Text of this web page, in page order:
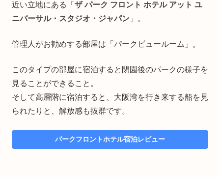
近い立地にある「 ザ パーク フロント ホテル アット ユ
ニバーサル・スタジオ・ジャパン 」。
管理人がお勧めする部屋は「パークビュールーム」。
このタイプの部屋に宿泊すると閉園後のパークの様子を
見ることができること。
そして高層階に宿泊すると、大阪湾を行き来する船を見
られたりと、解放感も抜群です。
パークフロントホテル宿泊レビュー